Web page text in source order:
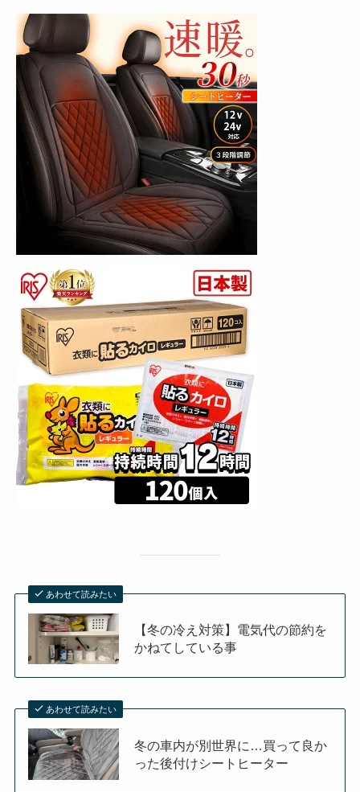
あわせて読みたい
【冬の冷え対策】電気代の節約を
かねてしている事
あわせて読みたい
冬の車内が別世界に…買って良か
った後付けシートヒーター